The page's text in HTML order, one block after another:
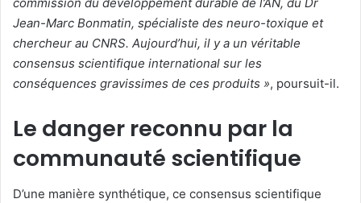
Jean-Marc Bonmatin, spécialiste des neuro-toxique et
chercheur au CNRS. Aujourd’hui, il y a un véritable
consensus scientifique international sur les
conséquences gravissimes de ces produits », poursuit-il.
Le danger reconnu par la
communauté scientifique
D’une manière synthétique, ce consensus scientifique